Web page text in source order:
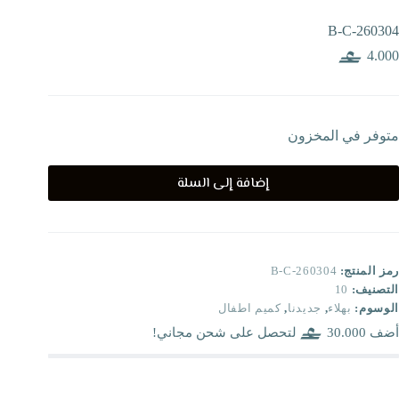
B-C-260304
4.000
متوفر في المخزون
إضافة إلى السلة
رمز المنتج: B-C-260304
التصنيف: 10
الوسوم: بهلاء, جديدنا, كميم اطفال
أضف 30.000 لتحصل على شحن مجاني!